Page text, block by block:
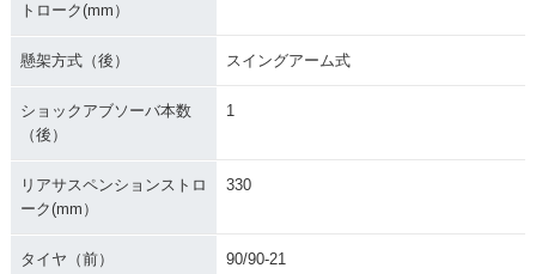
トローク(mm）
懸架方式（後） スイングアーム式
ショックアブソーバ本数
（後）
1
リアサスペンションストロ
ーク(mm）
330
タイヤ（前） 90/90-21